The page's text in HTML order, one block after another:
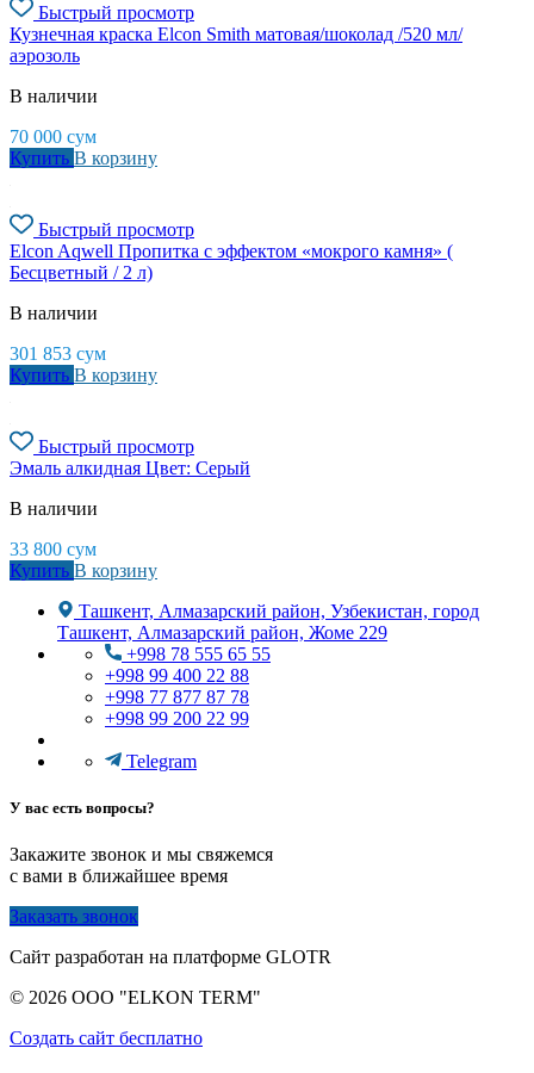
Быстрый просмотр
Кузнечная краска Elcon Smith матовая/шоколад /520 мл/
аэрозоль
В наличии
70 000 сум
Купить В корзину
Быстрый просмотр
Elcon Aqwell Пропитка с эффектом «мокрого камня» (
Бесцветный / 2 л)
В наличии
301 853 сум
Купить В корзину
Быстрый просмотр
Эмаль алкидная Цвет: Cерый
В наличии
33 800 сум
Купить В корзину
Ташкент, Алмазарский район, Узбекистан, город
Ташкент, Алмазарский район, Жоме 229
+998 78 555 65 55
+998 99 400 22 88
+998 77 877 87 78
+998 99 200 22 99
Telegram
У вас есть вопросы?
Закажите звонок и мы свяжемся
с вами в ближайшее время
Заказать звонок
Сайт разработан на платформе GLOTR
© 2026 OOO "ELKON TERM"
Создать cайт бесплатно